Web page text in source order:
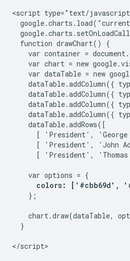
<script type="text/
  function drawChart() {
var container =
var chart = new
var dataTable = new
dataTable.addColumn({
dataTable.addColumn({
dataTable.addColumn({
dataTable.addColumn({
    dataTable.addRows([
[ 'President',
[ 'President', 'John
[ 'President',
    var options = {
colors: ['#cbb69d',
    };
chart.draw(dataTable,
  }
</script>